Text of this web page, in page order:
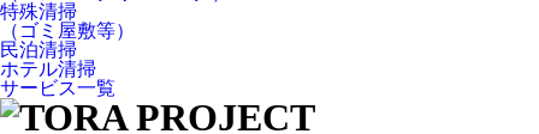
特殊清掃
（ゴミ屋敷等）
民泊清掃
ホテル清掃
サービス一覧